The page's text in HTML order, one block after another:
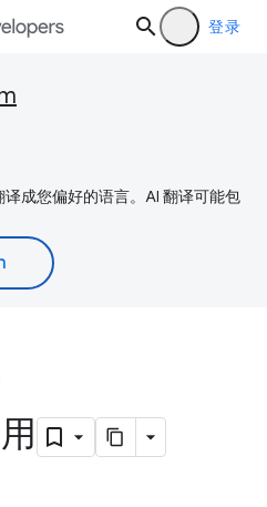
登录
成您偏好的语言。AI 翻译可能包